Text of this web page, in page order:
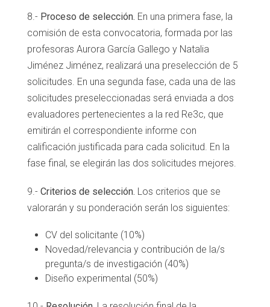
8.- Proceso de selección. En una primera fase, la
comisión de esta convocatoria, formada por las
profesoras Aurora García Gallego y Natalia
Jiménez Jiménez, realizará una preselección de 5
solicitudes. En una segunda fase, cada una de las
solicitudes preseleccionadas será enviada a dos
evaluadores pertenecientes a la red Re3c, que
emitirán el correspondiente informe con
calificación justificada para cada solicitud. En la
fase final, se elegirán las dos solicitudes mejores.
9.- Criterios de selección. Los criterios que se
valorarán y su ponderación serán los siguientes:
CV del solicitante (10%)
Novedad/relevancia y contribución de la/s
pregunta/s de investigación (40%)
Diseño experimental (50%)